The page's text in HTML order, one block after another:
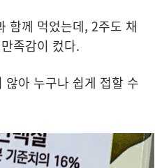
함께 먹었는데, 2주도 채
족감이 컸다.
않아 누구나 쉽게 접할 수